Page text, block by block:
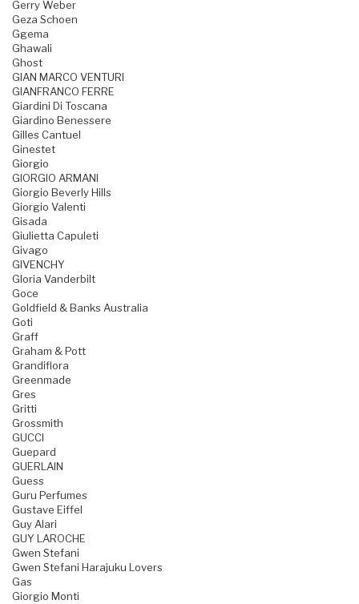
Gerry Weber
Geza Schoen
Ggema
Ghawali
Ghost
GIAN MARCO VENTURI
GIANFRANCO FERRE
Giardini Di Toscana
Giardino Benessere
Gilles Cantuel
Ginestet
Giorgio
GIORGIO ARMANI
Giorgio Beverly Hills
Giorgio Valenti
Gisada
Giulietta Capuleti
Givago
GIVENCHY
Gloria Vanderbilt
Goce
Goldfield & Banks Australia
Goti
Graff
Graham & Pott
Grandiflora
Greenmade
Gres
Gritti
Grossmith
GUCCI
Guepard
GUERLAIN
Guess
Guru Perfumes
Gustave Eiffel
Guy Alari
GUY LAROCHE
Gwen Stefani
Gwen Stefani Harajuku Lovers
Gas
Giorgio Monti